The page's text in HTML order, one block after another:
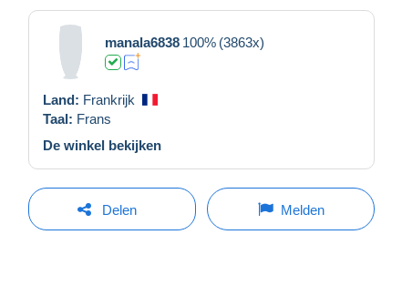
manala6838 100% (3863x)
Land: Frankrijk
Taal: Frans
De winkel bekijken
Delen Melden